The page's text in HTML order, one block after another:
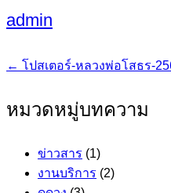
admin
แนะแนว
เรื่อง
← โปสเตอร์-หลวงพ่อโสธร-
หมวดหมู่บทความ
ข่าวสาร (1)
งานบริการ (2)